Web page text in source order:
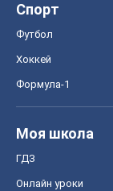
Спорт
Футбол
Хоккей
Формула-1
Моя школа
ГДЗ
Онлайн уроки